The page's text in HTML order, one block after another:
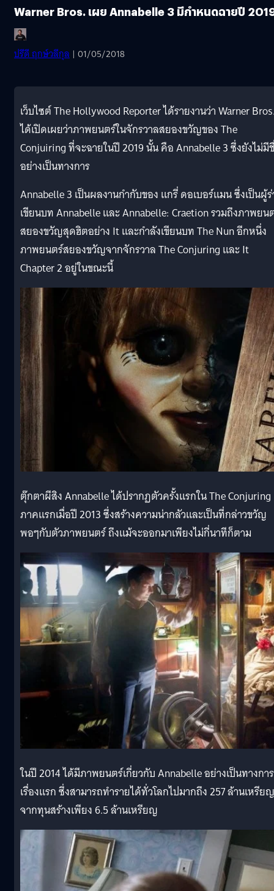
Warner Bros. เผย Annabelle 3 มีกำหนดฉายปี
ปรีดี ฤกษ์วลีกุล | 01/05/2018
เว็บไซต์ The Hollywood Reporter ได้รายงานว่า Warner
ได้เปิดเผยว่าภาพยนตร์ในจักรวาลสยองขวัญของ The
Conjuiring ที่จะฉายในปี 2019 นั้น คือ Annabelle 3 ซึ่งยังไม่มี
อย่างเป็นทางการ
Annabelle 3 เป็นผลงานกำกับของ แกรี่ ดอเบอร์แมน ซึ่งเป็นผู้
เขียนบท Annabelle และ Annabelle: Craetion รวมถึงภาพยน
สยองขวัญสุดฮิตอย่าง It และกำลังเขียนบท The Nun อีกหนึ่ง
ภาพยนตร์สยองขวัญจากจักรวาล The Conjuring และ It
Chapter 2 อยู่ในขณะนี้
ตุ๊กตาผีสิง Annabelle ได้ปรากฏตัวครั้งแรกใน The Conjuring
ภาคแรกเมื่อปี 2013 ซึ่งสร้างความน่ากลัวและเป็นที่กล่าวขวัญ
พอๆกับตัวภาพยนตร์ ถึงแม้จะออกมาเพียงไม่กี่นาทีก็ตาม
ในปี 2014 ได้มีภาพยนตร์เกี่ยวกับ Annabelle อย่างเป็นทางการ
เรื่องแรก ซึ่งสามารถทำรายได้ทั่วโลกไปมากถึง 257 ล้านเหรียญ
จากทุนสร้างเพียง 6.5 ล้านเหรียญ